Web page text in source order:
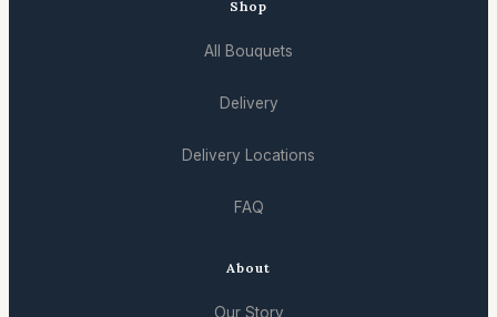
Shop
All Bouquets
Delivery
Delivery Locations
FAQ
About
Our Story